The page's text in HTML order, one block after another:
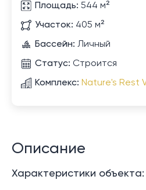
Площадь: 544 м²
Участок: 405 м²
Бассейн: Личный
Статус: Строится
Комплекс: Nature's Rest
Описание
Характеристики объекта: